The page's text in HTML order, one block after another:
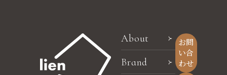
About
Brand
お問
い合
わせ